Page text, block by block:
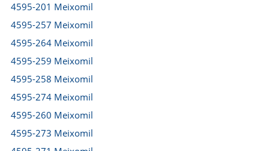
4595-201 Meixomil
4595-257 Meixomil
4595-264 Meixomil
4595-259 Meixomil
4595-258 Meixomil
4595-274 Meixomil
4595-260 Meixomil
4595-273 Meixomil